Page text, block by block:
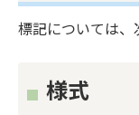
標記については、
様式